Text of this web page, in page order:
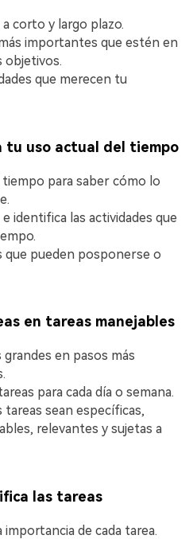
corto y largo plazo.
importantes que estén en
objetivos.
que merecen tu
tu uso actual del tiempo
para saber cómo lo
identifica las actividades que
que pueden posponerse o
en tareas manejables
grandes en pasos más
para cada día o semana.
tareas sean específicas,
relevantes y sujetas a
las tareas
importancia de cada tarea.